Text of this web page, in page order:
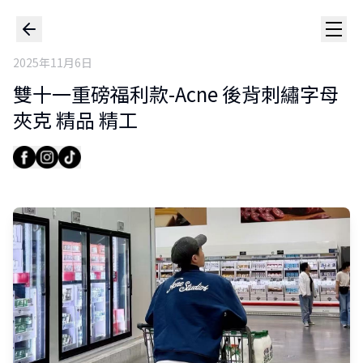
2025年11月6日
雙十一重磅福利款-Acne 後背刺繡字母
夾克 精品 精工